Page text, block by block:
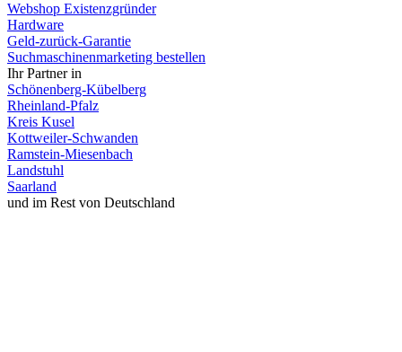
Webshop Existenzgründer
Hardware
Geld-zurück-Garantie
Suchmaschinenmarketing bestellen
Ihr Partner in
Schönenberg-Kübelberg
Rheinland-Pfalz
Kreis Kusel
Kottweiler-Schwanden
Ramstein-Miesenbach
Landstuhl
Saarland
und im Rest von Deutschland